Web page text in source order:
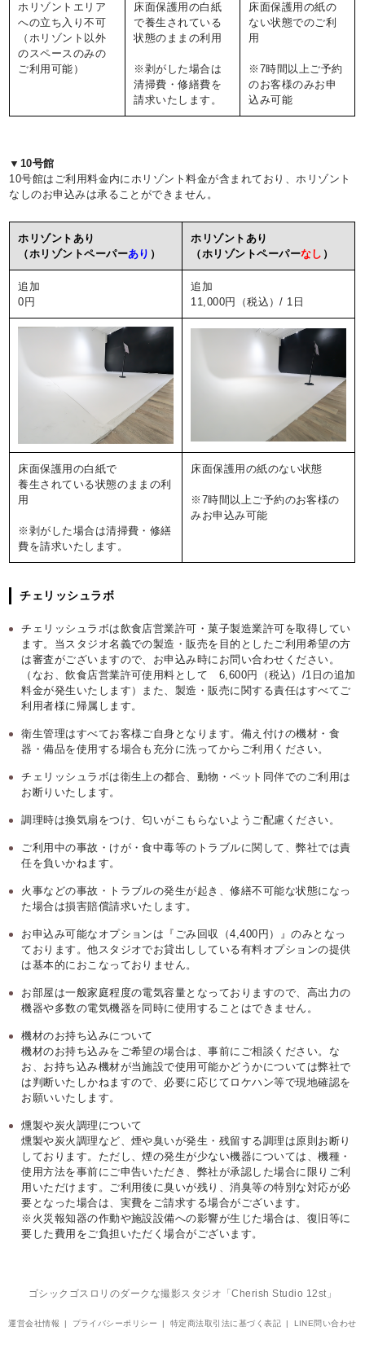
ホリゾントエリア
への立ち入り不可
（ホリゾント以外
のスペースのみの
ご利用可能）
床面保護用の白紙
で養生されている
状態のままの利用
※剥がした場合は
清掃費・修繕費を
請求いたします。
床面保護用の紙の
ない状態でのご利
用
※7時間以上ご予約
のお客様のみお申
込み可能
▼10号館
10号館はご利用料金内にホリゾント料金が含まれており、ホリゾント
なしのお申込みは承ることができません。
ホリゾントあり
（ホリゾントペーパーあり ）
ホリゾントあり
（ホリゾントペーパーなし ）
追加
0円
追加
11,000円（税込）/ 1日
床面保護用の白紙で
養生されている状態のままの利
用
※剥がした場合は清掃費・修繕
費を請求いたします。
床面保護用の紙のない状態
※7時間以上ご予約のお客様の
みお申込み可能
チェリッシュラボ
チェリッシュラボは飲食店営業許可・菓子製造業許可を取得してい
ます。当スタジオ名義での製造・販売を目的としたご利用希望の方
は審査がございますので、お申込み時にお問い合わせください。
（なお、飲食店営業許可使用料として 6,600円（税込）/1日の追加
料金が発生いたします）また、製造・販売に関する責任はすべてご
利用者様に帰属します。
衛生管理はすべてお客様ご自身となります。備え付けの機材・食
器・備品を使用する場合も充分に洗ってからご利用ください。
チェリッシュラボは衛生上の都合、動物・ペット同伴でのご利用は
お断りいたします。
調理時は換気扇をつけ、匂いがこもらないようご配慮ください。
ご利用中の事故・けが・食中毒等のトラブルに関して、弊社では責
任を負いかねます。
火事などの事故・トラブルの発生が起き、修繕不可能な状態になっ
た場合は損害賠償請求いたします。
お申込み可能なオプションは『ごみ回収（4,400円）』のみとなっ
ております。他スタジオでお貸出ししている有料オプションの提供
は基本的におこなっておりません。
お部屋は一般家庭程度の電気容量となっておりますので、高出力の
機器や多数の電気機器を同時に使用することはできません。
機材のお持ち込みについて
機材のお持ち込みをご希望の場合は、事前にご相談ください。な
お、お持ち込み機材が当施設で使用可能かどうかについては弊社で
は判断いたしかねますので、必要に応じてロケハン等で現地確認を
お願いいたします。
燻製や炭火調理について
燻製や炭火調理など、煙や臭いが発生・残留する調理は原則お断り
しております。ただし、煙の発生が少ない機器については、機種・
使用方法を事前にご申告いただき、弊社が承認した場合に限りご利
用いただけます。ご利用後に臭いが残り、消臭等の特別な対応が必
要となった場合は、実費をご請求する場合がございます。
※火災報知器の作動や施設設備への影響が生じた場合は、復旧等に
要した費用をご負担いただく場合がございます。
ゴシックゴスロリのダークな撮影スタジオ「Cherish Studio 12st」
運営会社情報 プライバシーポリシー 特定商法取引法に基づく表記 LINE問い合わせ